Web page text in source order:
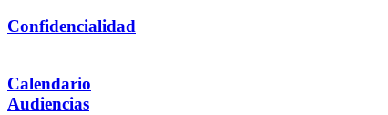
Confidencialidad
Calendario
Audiencias